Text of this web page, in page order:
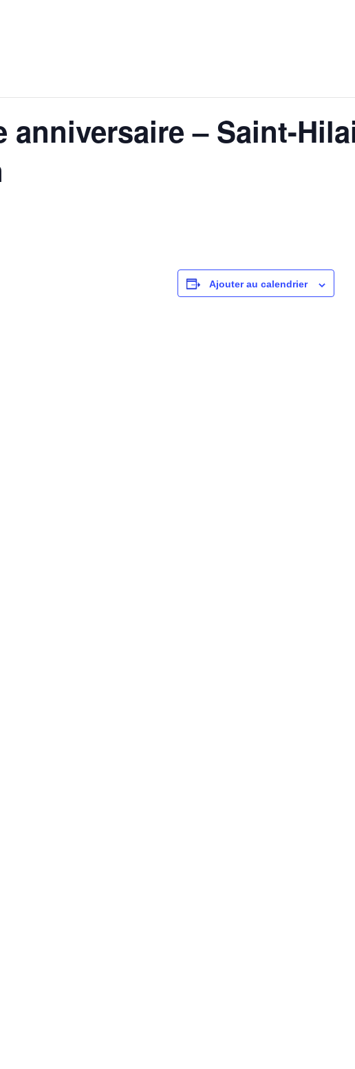
anniversaire – Saint-
Ajouter au calendrier